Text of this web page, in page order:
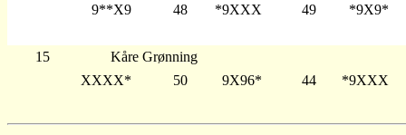
9**X9
48 *9XXX 49 *9X9*
15
Kåre Grønning
XXXX*
50 9X96* 44 *9XXX